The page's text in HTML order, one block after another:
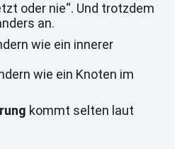
oder nie“. Und trotzdem
an.
wie ein innerer
wie ein Knoten im
kommt selten laut